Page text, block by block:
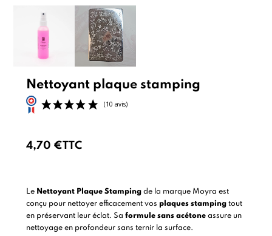
Nettoyant plaque stamping
4,70 €TTC
Le Nettoyant Plaque Stampingde la marque Moyra est
conçu pour nettoyer efficacement vos plaques stampingtout
en préservant leur éclat. Sa formule sans acétoneassure un
nettoyage en profondeur sans ternir la surface.